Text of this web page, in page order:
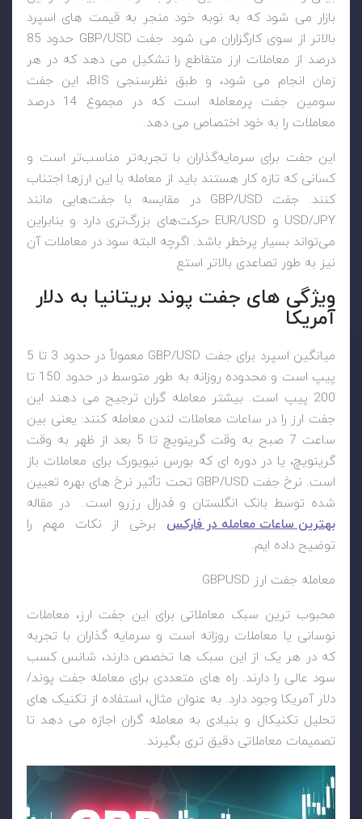
بازار می شود که به نوبه خود منجر به قیمت های اسپرد
بالاتر از سوی کارگزاران می شود. جفت GBP/USD
حدود 85
درصد از معاملات ارز متقاطع را تشکیل می دهد که در هر
زمان انجام می شود، و طبق نظرسنجی BIS، این جفت
سومین جفت پرمعامله است که در مجموع 14 درصد
معاملات را به خود اختصاص می دهد.
این جفت‌ برای سرمایه‌گذاران با تجربه‌تر مناسب‌تر است و
کسانی که تازه کار هستند باید از معامله با این ارزها اجتناب
کنند. جفت GBP/USD در مقایسه با جفت‌هایی مانند
USD/JPY و EUR/USD حرکت‌های بزرگ‌تری دارد و بنابراین
می‌تواند بسیار پرخطر باشد. اگرچه البته سود در معاملات آن
نیز به طور تصاعدی بالاتر استع
ویژگی های جفت پوند بریتانیا به دلار
آمریکا
میانگین اسپرد برای جفت GBP/USD
معمولاً در حدود 3 تا 5
پیپ است و محدوده روزانه به طور متوسط در حدود 150 تا
200 پیپ است. بیشتر معامله گران ترجیح می دهند این
جفت ارز را در ساعات معاملات لندن معامله کنند: یعنی بین
ساعت 7 صبح به وقت گرینویچ تا 5 بعد از ظهر به وقت
گرینویچ، یا در دوره ای که بورس نیویورک برای معاملات باز
است. نرخ جفت GBP/USD تحت تأثیر نرخ های بهره تعیین
شده توسط بانک انگلستان و فدرال رزرو است. در مقاله
بهترین ساعات معامله در فارکس برخی از نکات مهم را
توضیح داده ایم.
معامله جفت ارز GBPUSD
محبوب ترین سبک معاملاتی برای این جفت ارز، معاملات
نوسانی یا معاملات روزانه است و سرمایه گذاران با تجربه
که در هر یک از این سبک ها تخصص دارند، شانس کسب
سود عالی را دارند. راه های متعددی برای معامله جفت پوند/
دلار آمریکا وجود دارد. به عنوان مثال، استفاده از تکنیک های
تحلیل تکنیکال و بنیادی به معامله گران اجازه می دهد تا
تصمیمات معاملاتی دقیق تری بگیرند.